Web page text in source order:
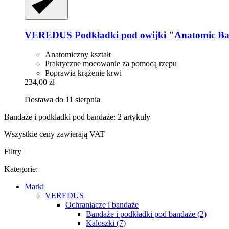
VEREDUS Podkładki pod owijki "Anatomic
Anatomiczny kształt
Praktyczne mocowanie za pomocą rzepu
Poprawia krążenie krwi
234,00 zł
Dostawa do 11 sierpnia
Bandaże i podkładki pod bandaże: 2 artykuły
Wszystkie ceny zawierają VAT
Filtry
Kategorie:
Marki
VEREDUS
Ochraniacze i bandaże
Bandaże i podkładki pod bandaże (2)
Kaloszki (7)